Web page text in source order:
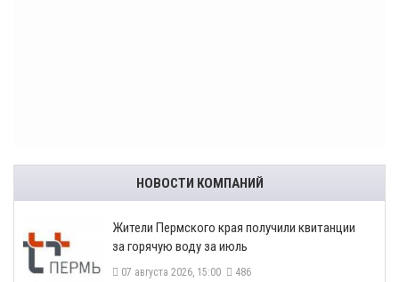
НОВОСТИ КОМПАНИЙ
​Жители Пермского края получили квитанции
за горячую воду за июль
07 августа 2026, 15:00 486